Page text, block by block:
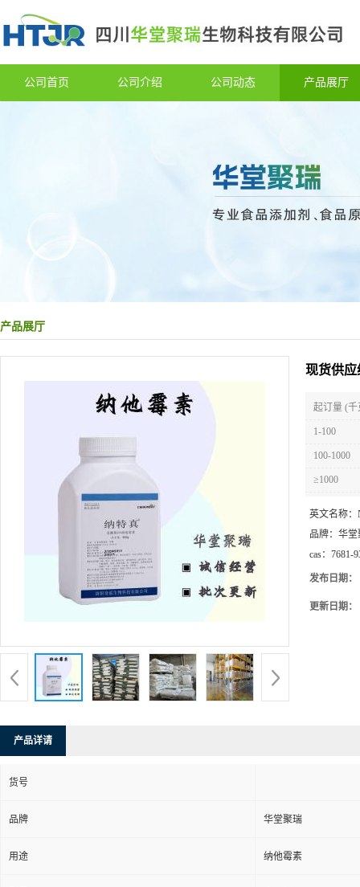
公司首页 公司介绍 公司动态 产品展厅
产品展厅
现货供应
起订量 (千
1-100
100-1000
≥1000
英文名称：
品牌： 华堂
cas： 7681-
发布日期：
更新日期：
产品详请
货号
品牌 华堂聚瑞
用途 纳他霉素